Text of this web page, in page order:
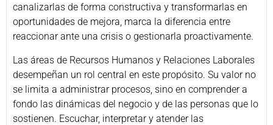
canalizarlas de forma constructiva y transformarlas en
oportunidades de mejora, marca la diferencia entre
reaccionar ante una crisis o gestionarla proactivamente.
Las áreas de Recursos Humanos y Relaciones Laborales
desempeñan un rol central en este propósito. Su valor no
se limita a administrar procesos, sino en comprender a
fondo las dinámicas del negocio y de las personas que lo
sostienen. Escuchar, interpretar y atender las